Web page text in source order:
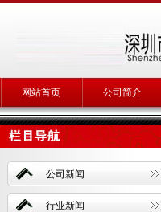
网站首页 公司简介
公司新闻
行业新闻